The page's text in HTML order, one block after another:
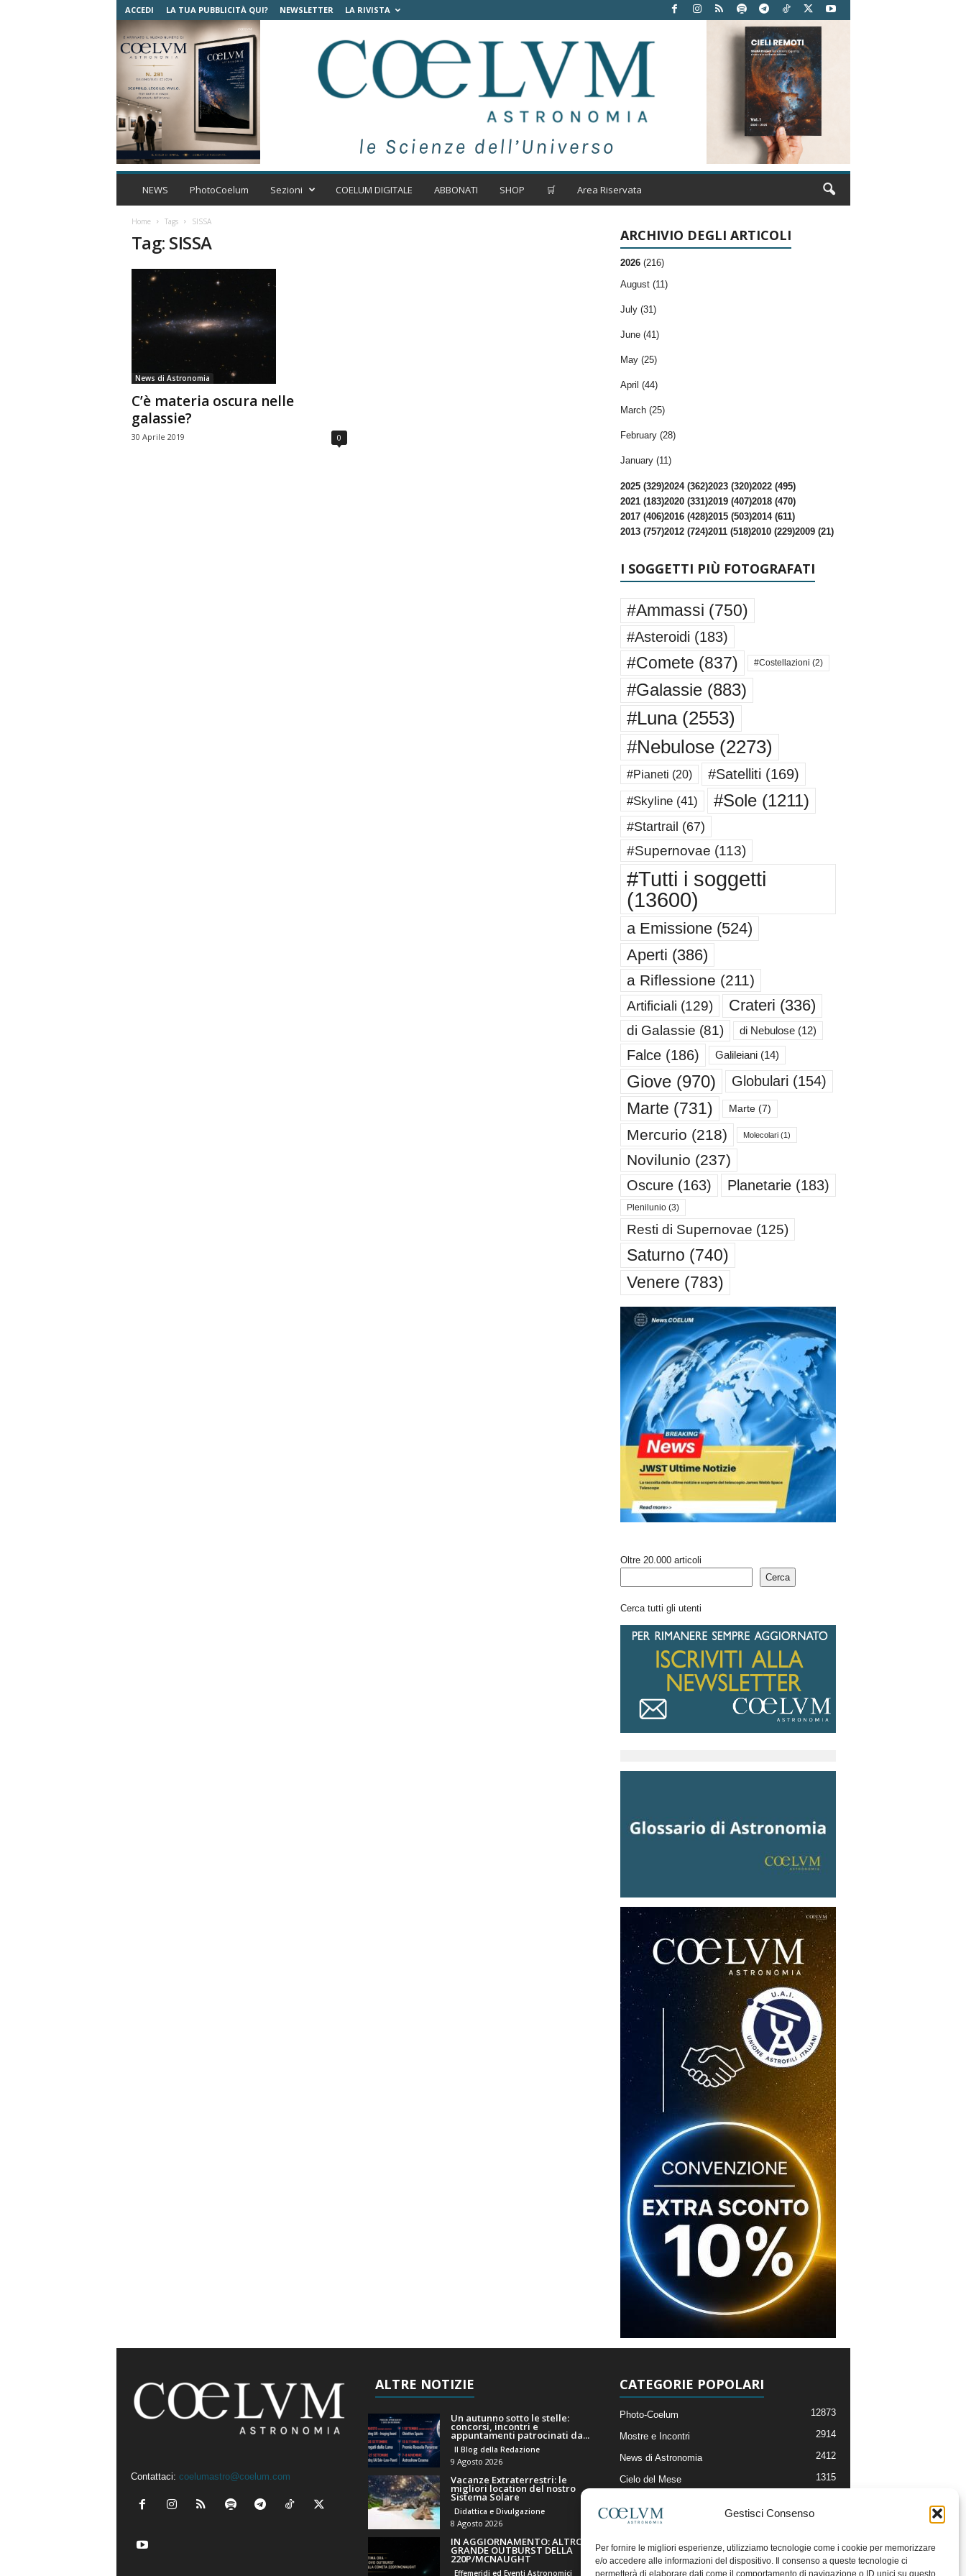
Gestisci Consenso
Per fornire le migliori esperienze, utilizziamo tecnologie come i cookie per memorizzare
e/o accedere alle informazioni del dispositivo. Il consenso a queste tecnologie ci
permetterà di elaborare dati come il comportamento di navigazione o ID unici su questo
ACCEDI LA TUA PUBBLICITÀ QUI? NEWSLETTER LA RIVISTA
C
o
m
i
a
NEWS PhotoCoelum Sezioni COELUM DIGITALE ABBONATI SHOP 🛒 Area Riservata
Home Tags SISSA
Tag: SISSA
News di Astronomia
C’è materia oscura nelle
galassie?
30 Aprile 2019 0
ARCHIVIO DEGLI ARTICOLI
2026 (216)
August (11)
July (31)
June (41)
May (25)
April (44)
March (25)
February (28)
January (11)
2025 (329)2024 (362)2023 (320)2022 (495)
2021 (183)2020 (331)2019 (407)2018 (470)
2017 (406)2016 (428)2015 (503)2014 (611)
2013 (757)2012 (724)2011 (518)2010 (229)2009 (21)
I SOGGETTI PIÙ FOTOGRAFATI
#Ammassi (750)
#Asteroidi (183)
#Comete (837) #Costellazioni (2)
#Galassie(883)
#Luna(2553)
#Nebulose(2273)
#Pianeti (20) #Satelliti (169)
#Skyline(41) #Sole(1211)
#Startrail (67)
#Supernovae (113)
#Tutti i soggetti
(13600)
a Emissione(524)
Aperti (386)
a Riflessione (211)
Artificiali (129) Crateri (336)
di Galassie (81) di Nebulose(12)
Falce(186) Galileiani(14)
Giove(970) Globulari (154)
Marte (731) Marte(7)
Mercurio (218) Molecolari(1)
Novilunio (237)
Oscure(163) Planetarie(183)
Plenilunio(3)
Resti di Supernovae (125)
Saturno (740)
Venere (783)
Oltre 20.000 articoli
Cerca
Cerca tutti gli utenti
Contattaci: coelumastro@coelum.com
ALTRE NOTIZIE
Un autunno sotto le stelle:
concorsi, incontri e
appuntamenti patrocinati da...
Il Blog della Redazione
9 Agosto 2026
Vacanze Extraterrestri: le
migliori location del nostro
Sistema Solare
Didattica e Divulgazione
8 Agosto 2026
IN AGGIORNAMENTO: ALTRO
GRANDE OUTBURST DELLA
220P/MCNAUGHT
Effemeridi ed Eventi Astronomici
CATEGORIE POPOLARI
Photo-Coelum 12873
Mostre e Incontri 2914
News di Astronomia 2412
Cielo del Mese 1315
Articoli e Risorse On-Line
Il Blog della Redazione